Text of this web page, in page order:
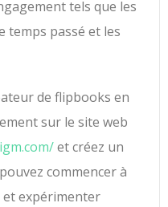
tels que les
temps passé et les
de flipbooks en
sur le site web
et créez un
commencer à
expérimenter